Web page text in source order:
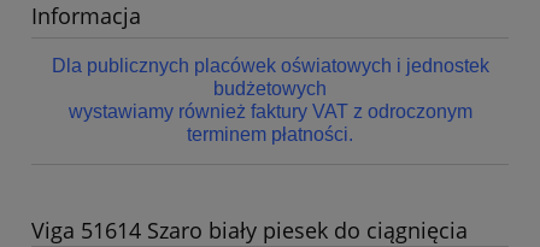
Informacja
Dla publicznych placówek oświatowych i jednostek
budżetowych
wystawiamy również faktury VAT z odroczonym
terminem płatności.
Viga 51614 Szaro biały piesek do ciągnięcia